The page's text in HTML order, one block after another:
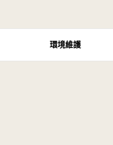
環境維護